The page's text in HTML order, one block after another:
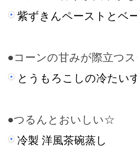
紫ずきんペーストとベ
●コーンの甘みが際立つス
とうもろこしの冷たい
●つるんとおいしい☆
冷製 洋風茶碗蒸し